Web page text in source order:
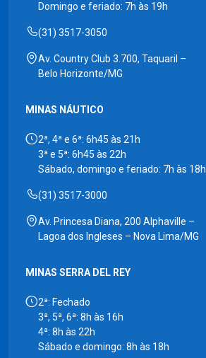
Domingo e feriado: 7h às 19h
(31) 3517-3050
Av. Country Club 3.700, Taquaril –
Belo Horizonte/MG
MINAS NÁUTICO
2ª, 4ª e 6ª: 6h45 às 21h
3ª e 5ª: 6h45 às 22h
Sábado, domingo e feriado: 7h às 18h
(31) 3517-3000
Av. Princesa Diana, 200 Alphaville –
Lagoa dos Ingleses – Nova Lima/MG
MINAS SERRA DEL REY
2ª: Fechado
3ª, 5ª, 6ª: 8h às 16h
4ª: 8h às 22h
Sábado e domingo: 8h às 18h